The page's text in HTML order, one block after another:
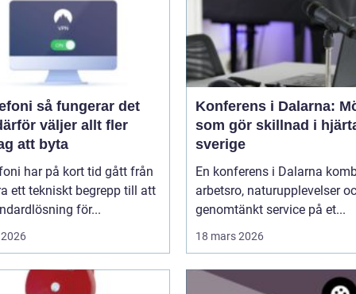
det
väljer allt fler
att byta
har på kort tid gått från
ett tekniskt begrepp till att
för...
Konferens i Dalarna:
som gör skillnad i
sverige
En konferens i Dalarna
arbetsro, naturupplevelser
genomtänkt service på et...
18 mars 2026